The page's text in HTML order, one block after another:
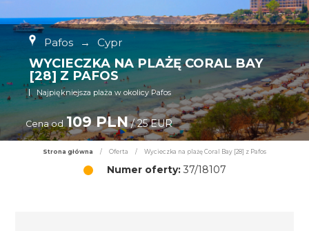
Pafos → Cypr
WYCIECZKA NA PLAŻĘ CORAL BAY
[28] Z PAFOS
Najpiękniejsza plaża w okolicy Pafos
Cena od 109 PLN/ 25 EUR
Strona główna / Oferta / Wycieczka na plażę Coral Bay [28] z Pafos
Numer oferty:37/18107